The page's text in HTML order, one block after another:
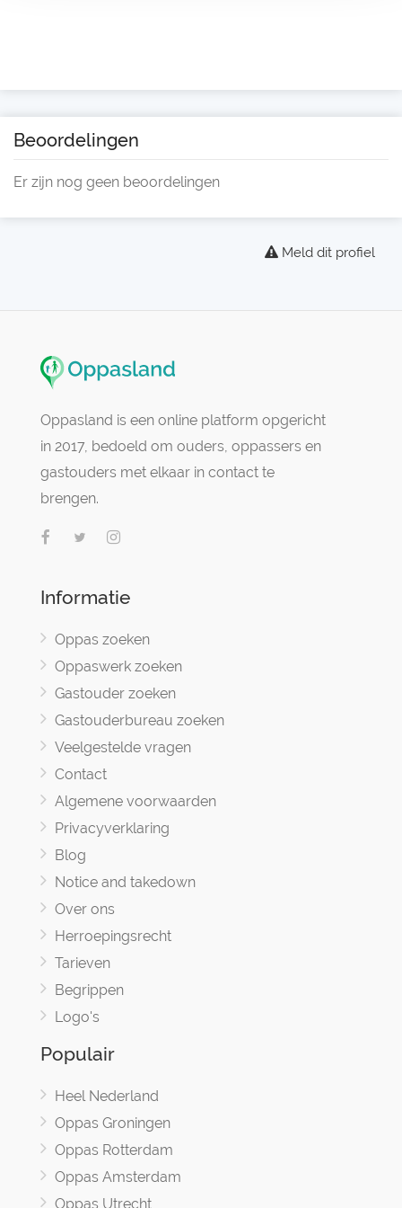
Beoordelingen
Er zijn nog geen beoordelingen
Meld dit profiel
Oppasland is een online platform opgericht
in 2017, bedoeld om ouders, oppassers en
gastouders met elkaar in contact te
brengen.
Informatie
Oppas zoeken
Oppaswerk zoeken
Gastouder zoeken
Gastouderbureau zoeken
Veelgestelde vragen
Contact
Algemene voorwaarden
Privacyverklaring
Blog
Notice and takedown
Over ons
Herroepingsrecht
Tarieven
Begrippen
Logo's
Populair
Heel Nederland
Oppas Groningen
Oppas Rotterdam
Oppas Amsterdam
Oppas Utrecht